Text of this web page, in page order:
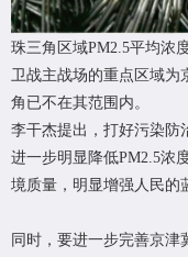
珠三角区域PM2.5平均浓
卫战主战场的重点区域为
角已不在其范围内。
李干杰提出，打好污染防
进一步明显降低PM2.5浓
境质量，明显增强人民的
同时，要进一步完善京津